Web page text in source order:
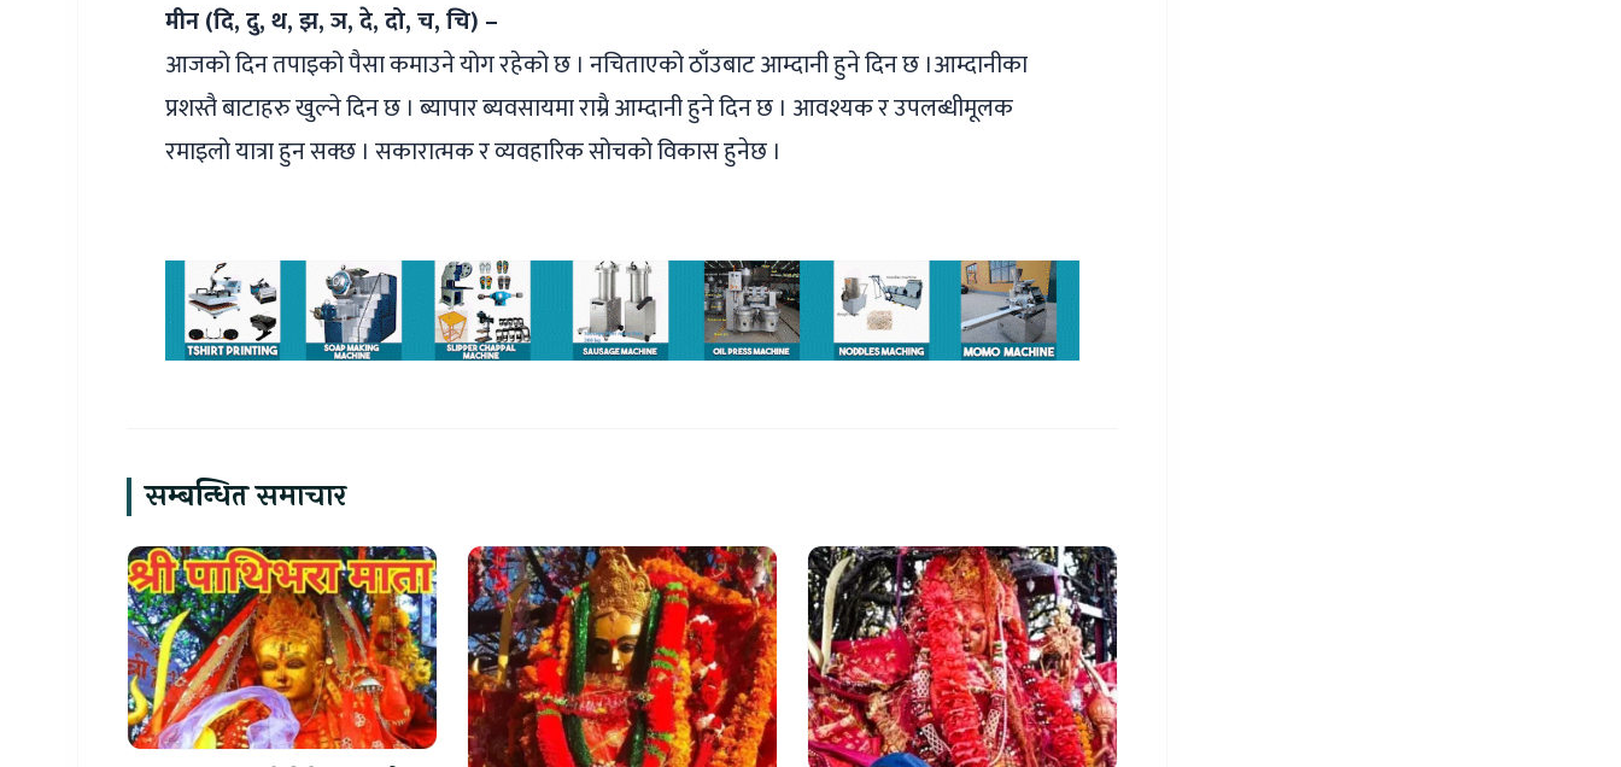
मीन (दि, दु, थ, झ, ञ, दे, दो, च, चि) –
आजको दिन तपाइको पैसा कमाउने योग रहेको छ । नचिताएको ठाँउबाट आम्दानी हुने दिन छ ।आम्दानीका
प्रशस्तै बाटाहरु खुल्ने दिन छ । ब्यापार ब्यवसायमा राम्रै आम्दानी हुने दिन छ । आवश्यक र उपलब्धीमूलक
रमाइलो यात्रा हुन सक्छ । सकारात्मक र व्यवहारिक सोचको विकास हुनेछ ।
सम्बन्धित समाचार